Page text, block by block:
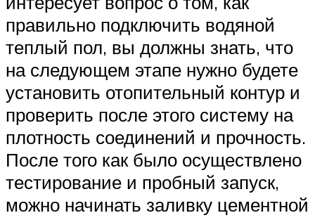
правильно подключить водяной
теплый пол, вы должны знать, что
на следующем этапе нужно будете
установить отопительный контур и
проверить после этого систему на
плотность соединений и прочность.
После того как было осуществлено
тестирование и пробный запуск,
можно начинать заливку цементной